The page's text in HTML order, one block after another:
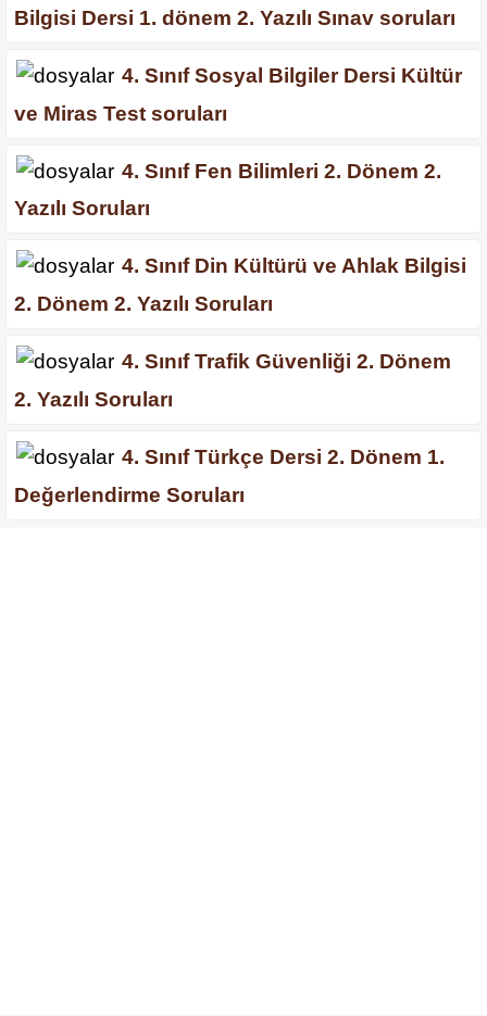
Bilgisi Dersi 1. dönem 2. Yazılı Sınav soruları
4. Sınıf Sosyal Bilgiler Dersi Kültür
ve Miras Test soruları
4. Sınıf Fen Bilimleri 2. Dönem 2.
Yazılı Soruları
4. Sınıf Din Kültürü ve Ahlak Bilgisi
2. Dönem 2. Yazılı Soruları
4. Sınıf Trafik Güvenliği 2. Dönem
2. Yazılı Soruları
4. Sınıf Türkçe Dersi 2. Dönem 1.
Değerlendirme Soruları